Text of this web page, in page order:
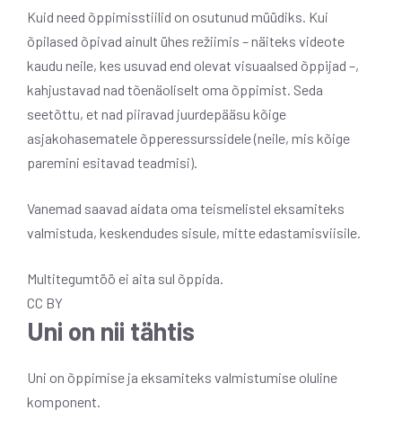
Kuid need õppimisstiilid on osutunud müüdiks. Kui
õpilased õpivad ainult ühes režiimis – näiteks videote
kaudu neile, kes usuvad end olevat visuaalsed õppijad –,
kahjustavad nad tõenäoliselt oma õppimist. Seda
seetõttu, et nad piiravad juurdepääsu kõige
asjakohasematele õpperessurssidele (neile, mis kõige
paremini esitavad teadmisi).
Vanemad saavad aidata oma teismelistel eksamiteks
valmistuda, keskendudes sisule, mitte edastamisviisile.
Multitegumtöö ei aita sul õppida.
CC BY
Uni on nii tähtis
Uni on õppimise ja eksamiteks valmistumise oluline
komponent.